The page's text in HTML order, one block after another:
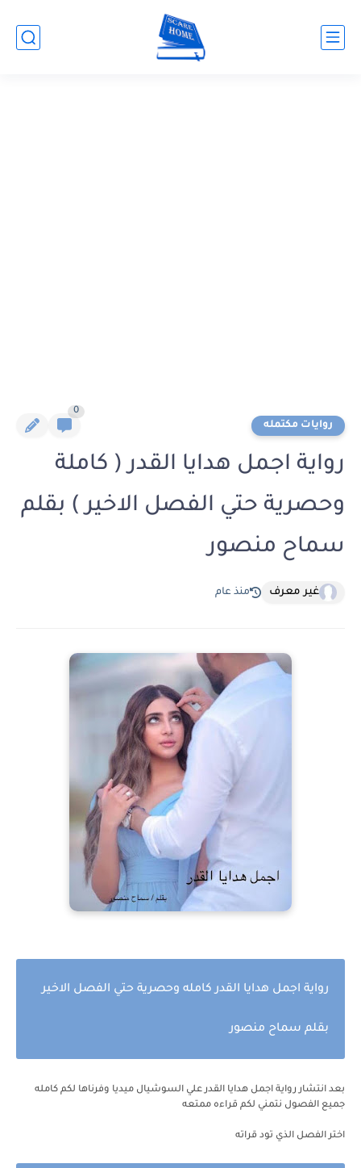
روايات مكتمله
0
رواية اجمل هدايا القدر ( كاملة
وحصرية حتي الفصل الاخير ) بقلم
سماح منصور
غير معرف منذ عام
رواية اجمل هدايا القدر كامله وحصرية حتي الفصل الاخير
بقلم سماح منصور
بعد انتشار رواية اجمل هدايا القدر علي السوشيال ميديا وفرناها لكم كامله
جميع الفصول نتمني لكم قراءه ممتعه
اختر الفصل الذي تود قراته